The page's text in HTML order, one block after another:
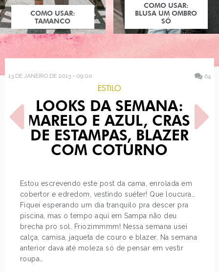
COMO USAR:
TAMANCO
COMO USAR:
BLUSA UM OMBRO
SÓ
13 DE JANEIRO DE 2013 - 09:00 64
ESTILO
LOOKS DA SEMANA:
AMARELO E AZUL, CRASH
DE ESTAMPAS, BLAZER
COM COTURNO
Estou escrevendo este post da cama, enrolada em
cobertor e edredom, vestindo suéter! Que loucura…
Fiquei esperando um dia tranquilo pra descer pra
piscina, mas o tempo aqui em Sampa não deu
brecha pro sol. Friozimmmm! Nessa semana usei
calça, camisa, jaqueta de couro e blazer. Na semana
anterior dava até moleza só de pensar em vestir
roupa…
AZULEJO PORTUGUÊS
PLISSADA DE COURO